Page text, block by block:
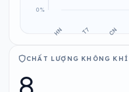
CHẤT LƯỢNG KHÔNG